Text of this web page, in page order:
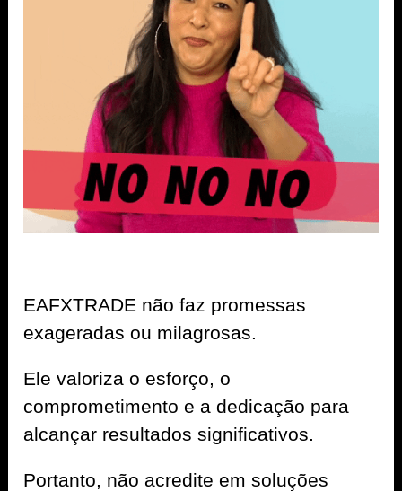
EAFXTRADE não faz promessas
exageradas ou milagrosas.
Ele valoriza o esforço, o
comprometimento e a dedicação para
alcançar resultados significativos.
Portanto, não acredite em soluções